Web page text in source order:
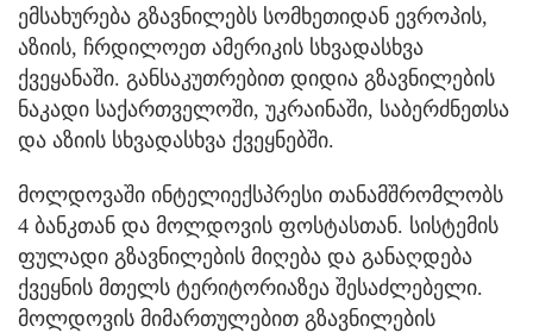
ემსახურება გზავნილებს სომხეთიდან ევროპის,
აზიის, ჩრდილოეთ ამერიკის სხვადასხვა
ქვეყანაში. განსაკუთრებით დიდია გზავნილების
ნაკადი საქართველოში, უკრაინაში, საბერძნეთსა
და აზიის სხვადასხვა ქვეყნებში.
მოლდოვაში ინტელიექსპრესი თანამშრომლობს
4 ბანკთან და მოლდოვის ფოსტასთან. სისტემის
ფულადი გზავნილების მიღება და განაღდება
ქვეყნის მთელს ტერიტორიაზეა შესაძლებელი.
მოლდოვის მიმართულებით გზავნილების